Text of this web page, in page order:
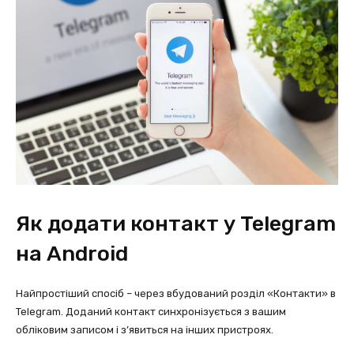
Як додати контакт у Telegram
на Android
Найпростіший спосіб – через вбудований розділ «Контакти» в
Telegram. Доданий контакт синхронізується з вашим
обліковим записом і з’явиться на інших пристроях.